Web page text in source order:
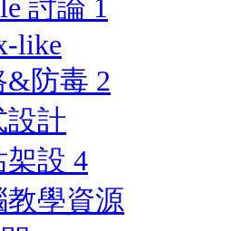
討論 1
like
&防毒 2
設計
架設 4
教學資源